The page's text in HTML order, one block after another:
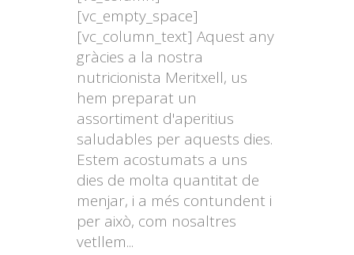
93 188 50 78
[vc_empty_space]
[vc_column_text] Aquest any
gràcies a la nostra
nutricionista Meritxell, us
hem preparat un
assortiment d'aperitius
saludables per aquests dies.
Estem acostumats a uns
dies de molta quantitat de
menjar, i a més contundent i
per això, com nosaltres
vetllem...